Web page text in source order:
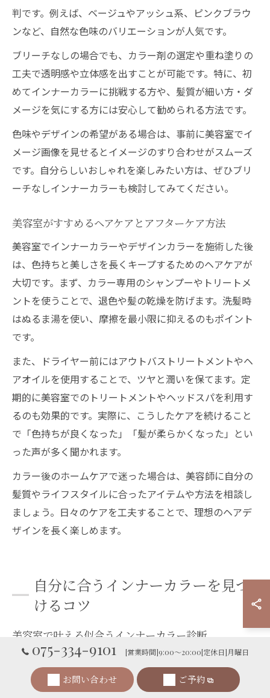
判です。例えば、ベージュやアッシュ系、ピンクブラウ
ンなど、自然な色味のバリエーションが人気です。
ブリーチなしの場合でも、カラー剤の選定や重ね塗りの
工夫で透明感や立体感を出すことが可能です。特に、初
めてインナーカラーに挑戦する方や、髪質が細い方・ダ
メージを気にする方には安心して勧められる方法です。
色味やデザインの希望がある場合は、事前に美容室でイ
メージ画像を見せるとイメージのすり合わせがスムーズ
です。自分らしいおしゃれを楽しみたい方は、ぜひブリ
ーチなしインナーカラーも検討してみてください。
美容室がすすめるヘアケアとアフターケア方法
美容室でインナーカラーやデザインカラーを施術した後
は、色持ちと美しさを長くキープするためのヘアケアが
大切です。まず、カラー専用のシャンプーやトリートメ
ントを使うことで、退色や髪の乾燥を防げます。洗髪時
はぬるま湯を使い、摩擦を最小限に抑えるのもポイント
です。
また、ドライヤー前にはアウトバストリートメントやヘ
アオイルを使用することで、ツヤと潤いを保てます。定
期的に美容室でのトリートメントやヘッドスパを利用す
るのも効果的です。実際に、こうしたケアを続けること
で「色持ちが良くなった」「髪が柔らかくなった」とい
った声が多く聞かれます。
カラー後のホームケアで迷った場合は、美容師に自分の
髪質やライフスタイルに合ったアイテムや方法を相談し
ましょう。日々のケアを工夫することで、理想のヘアデ
ザインを長く楽しめます。
自分に合うインナーカラーを見つ
けるコツ
美容室で叶える似合うインナーカラー診断
インナーカラーは、髪の内側にアクセントカラーを入れ
ることで、さりげないおしゃれや個性を演出できるデザ
インカラーの一種です。二条駅周辺の美容室では、カウ
075-334-9101 [営業時間]9:00～20:00[定休日]月曜日
お問い合わせ ご予約